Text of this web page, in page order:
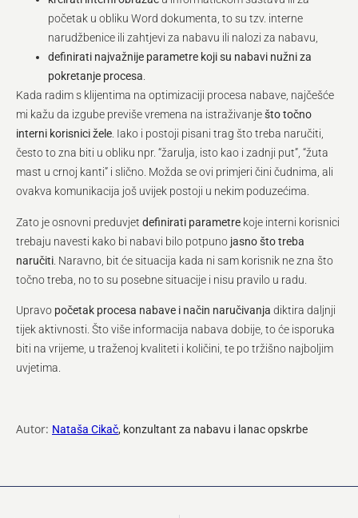
početak u obliku Word dokumenta, to su tzv. interne
narudžbenice ili zahtjevi za nabavu ili nalozi za nabavu,
definirati najvažnije parametre koji su nabavi nužni za
pokretanje procesa
Kada radim s klijentima na optimizaciji procesa nabave, najčešće
mi kažu da izgube previše vremena na istraživanješto točno
interni korisnici žele . Iako i postoji pisani trag što treba naručiti,
često to zna biti u obliku npr. “žarulja, isto kao i zadnji put”, “žuta
mast u crnoj kanti” i slično. Možda se ovi primjeri čini čudnima, ali
ovakva komunikacija još uvijek postoji u nekim poduzećima.
Zato je osnovni preduvjet definirati parametre koje interni korisnici
trebaju navesti kako bi nabavi bilo potpuno jasno što treba
naručiti . Naravno, bit će situacija kada ni sam korisnik ne zna što
točno treba, no to su posebne situacije i nisu pravilo u radu.
Upravo početak procesa nabave i način naručivanja diktira daljnji
tijek aktivnosti. Što više informacija nabava dobije, to će isporuka
biti na vrijeme, u traženoj kvaliteti i količini, te po tržišno najboljim
uvjetima.
Autor: Nataša Cikač, konzultant za nabavu i lanac opskrbe